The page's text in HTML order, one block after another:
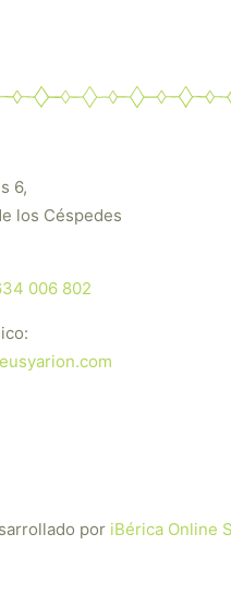
6,
los Céspedes
006 802
por iBérica Online